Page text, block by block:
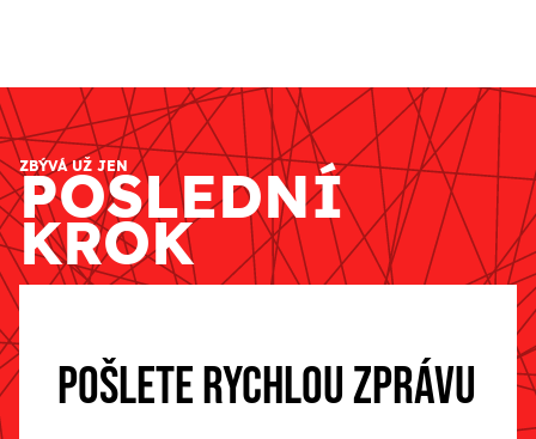
ZBÝVÁ UŽ JEN
POSLEDNÍ
KROK
POŠLETE RYCHLOU ZPRÁVU